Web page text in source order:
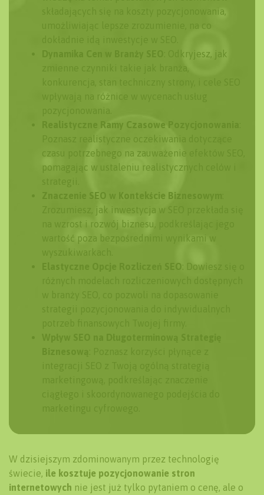
składających się na koszty pozycjonowania,
umożliwiając lepsze zrozumienie, na co
: Odkryjesz, jak
zmienne czynniki takie jak branża,
wpływają na różnice w wycenach usług
pozycjonowania.
Realistyczne Ramy Czasowe Pozycjonowania
Poznasz realistyczne oczekiwania dotyczące
czasu potrzebnego na zauważenie efektów SEO,
pomagając w ustaleniu realistycznych celów i
Znaczenie SEO w Kontekście Biznesowym
Zrozumiesz, jak inwestycja w SEO przekłada się
na wzrost i rozwój biznesu, podkreślając jego
wartość poza bezpośrednimi wynikami w
wyszukiwarkach.
Elastyczne Opcje Rozliczeń SEO: Dowiesz się o
W dzisiejszym zdominowanym przez technologię
świecie, ile kosztuje pozycjonowanie stron
internetowych nie jest już tylko pytaniem o cenę, ale o